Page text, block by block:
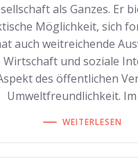
als Ganzes. Er
Möglichkeit, sich
auch weitreichende
Wirtschaft und soziale
des öffentlichen
Umweltfreundlichkeit.
WEITERLESEN